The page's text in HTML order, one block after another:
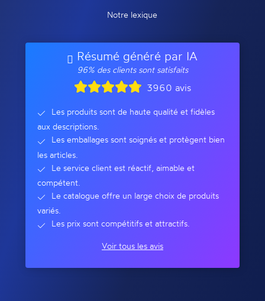
Notre lexique
Résumé généré par IA
96% des clients sont satisfaits
3960 avis
Les produits sont de haute qualité et fidèles
aux descriptions.
Les emballages sont soignés et protègent bien
les articles.
Le service client est réactif, aimable et
compétent.
Le catalogue offre un large choix de produits
variés.
Les prix sont compétitifs et attractifs.
Voir tous les avis